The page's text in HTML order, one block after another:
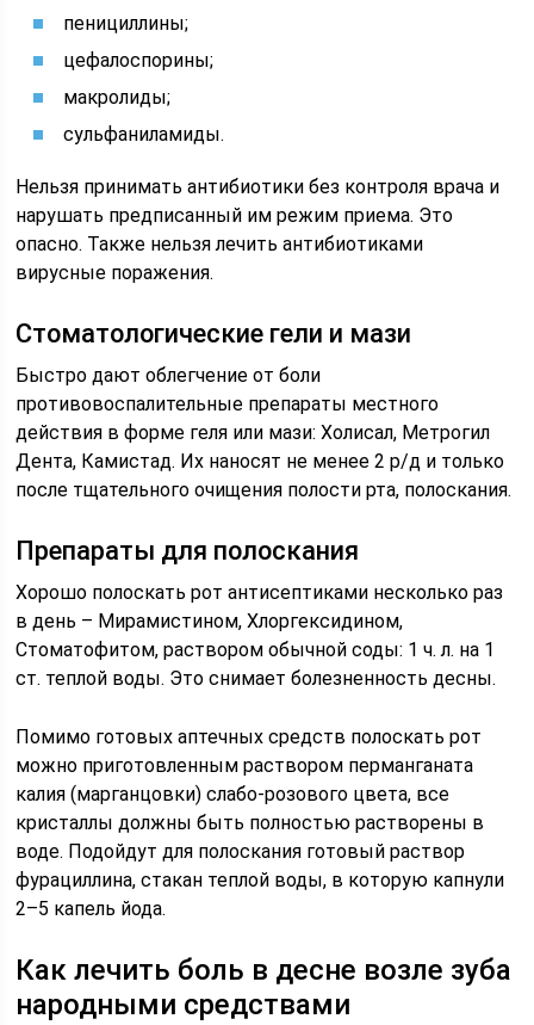
пенициллины;
цефалоспорины;
макролиды;
сульфаниламиды.
Нельзя принимать антибиотики без контроля врача и
нарушать предписанный им режим приема. Это
опасно. Также нельзя лечить антибиотиками
вирусные поражения.
Стоматологические гели и мази
Быстро дают облегчение от боли
противовоспалительные препараты местного
действия в форме геля или мази: Холисал, Метрогил
Дента, Камистад. Их наносят не менее 2 р/д и только
после тщательного очищения полости рта, полоскания.
Препараты для полоскания
Хорошо полоскать рот антисептиками несколько раз
в день – Мирамистином, Хлоргексидином,
Стоматофитом, раствором обычной соды: 1 ч. л. на 1
ст. теплой воды. Это снимает болезненность десны.
Помимо готовых аптечных средств полоскать рот
можно приготовленным раствором перманганата
калия (марганцовки) слабо-розового цвета, все
кристаллы должны быть полностью растворены в
воде. Подойдут для полоскания готовый раствор
фурациллина, стакан теплой воды, в которую капнули
2–5 капель йода.
Как лечить боль в десне возле зуба
народными средствами